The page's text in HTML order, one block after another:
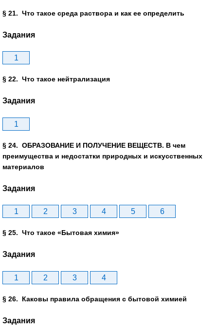
§ 21. Что такое среда раствора и как ее определить
Задания
1
§ 22. Что такое нейтрализация
Задания
1
§ 24. ОБРАЗОВАНИЕ И ПОЛУЧЕНИЕ ВЕЩЕСТВ. В чем
преимущества и недостатки природных и искусственных
материалов
Задания
1 2 3 4 5 6
§ 25. Что такое «Бытовая химия»
Задания
1 2 3 4
§ 26. Каковы правила обращения с бытовой химией
Задания